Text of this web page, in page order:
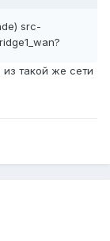
src-
такой же сети